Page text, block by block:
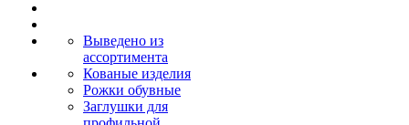
Выведено из
ассортимента
Кованые изделия
Рожки обувные
Заглушки для